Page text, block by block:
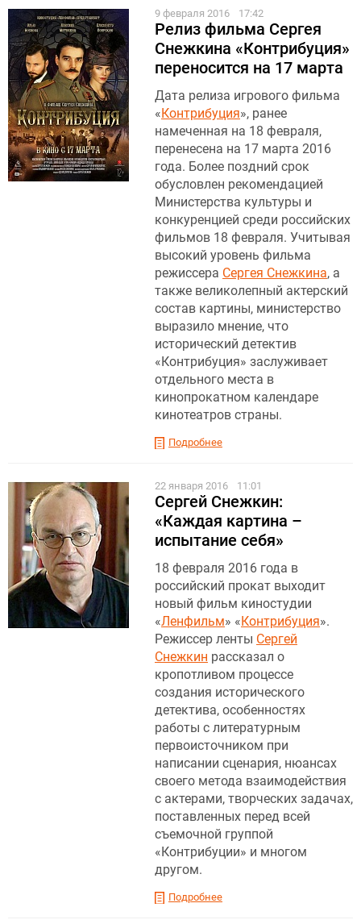
9 февраля 2016 17:42
Релиз фильма Сергея
Снежкина «Контрибуция»
переносится на 17 марта
Дата релиза игрового фильма
«Контрибуция», ранее
намеченная на 18 февраля,
перенесена на 17 марта 2016
года. Более поздний срок
обусловлен рекомендацией
Министерства культуры и
конкуренцией среди российских
фильмов 18 февраля. Учитывая
высокий уровень фильма
режиссера Сергея Снежкина, а
также великолепный актерский
состав картины, министерство
выразило мнение, что
исторический детектив
«Контрибуция» заслуживает
отдельного места в
кинопрокатном календаре
кинотеатров страны.
Подробнее
22 января 2016 11:01
Сергей Снежкин:
«Каждая картина –
испытание себя»
18 февраля 2016 года в
российский прокат выходит
новый фильм киностудии
«Ленфильм» «Контрибуция».
Режиссер ленты Сергей
Снежкин рассказал о
кропотливом процессе
создания исторического
детектива, особенностях
работы с литературным
первоисточником при
написании сценария, нюансах
своего метода взаимодействия
с актерами, творческих задачах,
поставленных перед всей
съемочной группой
«Контрибуции» и многом
другом.
Подробнее